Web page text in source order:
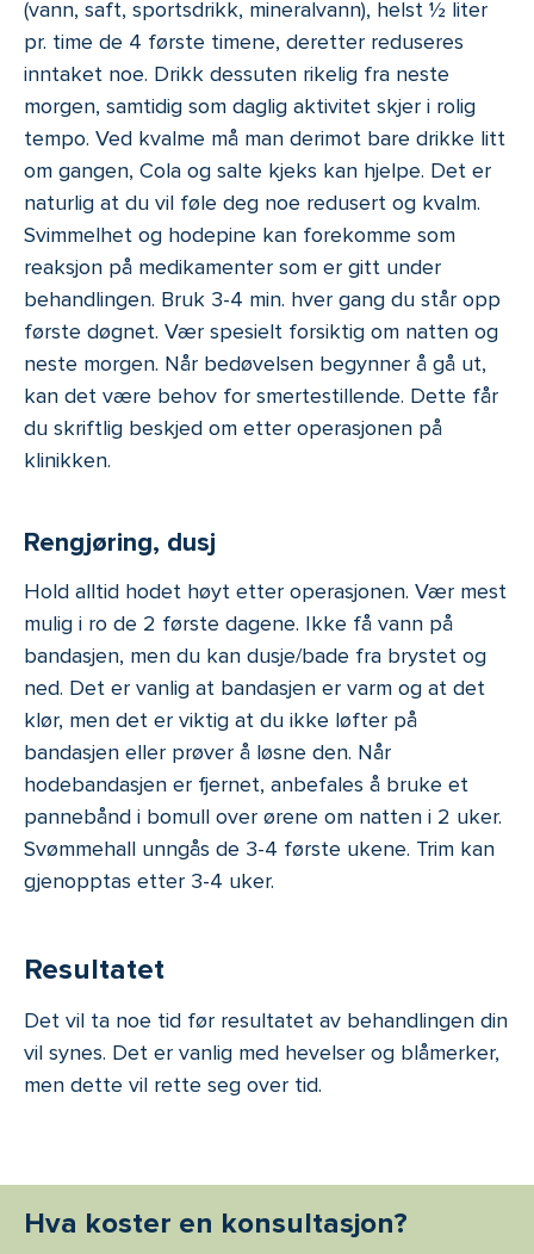
(vann, saft, sportsdrikk, mineralvann), helst ½ liter
pr. time de 4 første timene, deretter reduseres
inntaket noe. Drikk dessuten rikelig fra neste
morgen, samtidig som daglig aktivitet skjer i rolig
tempo. Ved kvalme må man derimot bare drikke litt
om gangen, Cola og salte kjeks kan hjelpe. Det er
naturlig at du vil føle deg noe redusert og kvalm.
Svimmelhet og hodepine kan forekomme som
reaksjon på medikamenter som er gitt under
behandlingen. Bruk 3-4 min. hver gang du står opp
første døgnet. Vær spesielt forsiktig om natten og
neste morgen. Når bedøvelsen begynner å gå ut,
kan det være behov for smertestillende. Dette får
du skriftlig beskjed om etter operasjonen på
klinikken.
Rengjøring, dusj
Hold alltid hodet høyt etter operasjonen. Vær mest
mulig i ro de 2 første dagene. Ikke få vann på
bandasjen, men du kan dusje/bade fra brystet og
ned. Det er vanlig at bandasjen er varm og at det
klør, men det er viktig at du ikke løfter på
bandasjen eller prøver å løsne den. Når
hodebandasjen er fjernet, anbefales å bruke et
pannebånd i bomull over ørene om natten i 2 uker.
Svømmehall unngås de 3-4 første ukene. Trim kan
gjenopptas etter 3-4 uker.
Resultatet
Det vil ta noe tid før resultatet av behandlingen din
vil synes. Det er vanlig med hevelser og blåmerker,
men dette vil rette seg over tid.
Hva koster en konsultasjon?